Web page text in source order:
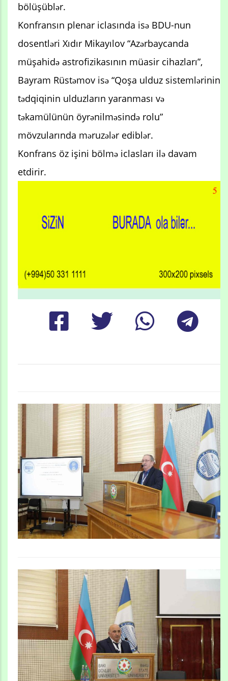
bölüşüblər.
Konfransın plenar iclasında isə BDU-nun
dosentləri Xıdır Mikayılov “Azərbaycanda
müşahidə astrofizikasının müasir cihazları”,
Bayram Rüstəmov isə “Qoşa ulduz sistemlərinin
tədqiqinin ulduzların yaranması və
təkamülünün öyrənilməsində rolu”
mövzularında məruzələr ediblər.
Konfrans öz işini bölmə iclasları ilə davam
etdirir.